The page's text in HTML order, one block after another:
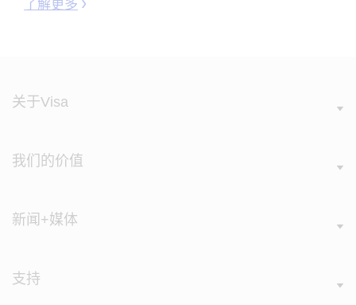
了解更多
关于Visa
我们的价值
新闻+媒体
支持